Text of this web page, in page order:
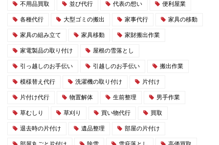
不用品買取 並び代行 代表の想い 便利屋業
各種代行 大型ゴミの搬出 家事代行 家具の移動
家具の組み立て 家具移動 家財搬出作業
家電製品の取り付け 屋根の雪落とし
引っ越しのお手伝い 引越しのお手伝い 搬出作業
模様替え代行 洗濯機の取り付け 片付け
片付け代行 物置解体 生前整理 男手作業
草むしり 草刈り 買い物代行 買取
退去時の片付け 遺品整理 部屋の片付け